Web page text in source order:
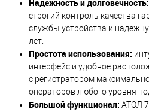
Надежность и долговечность:
строгий контроль качества
службы устройства и
лет.
Простота использования:
интерфейс и удобное
с регистратором
операторов любого уровня
Большой функционал: АТОЛ